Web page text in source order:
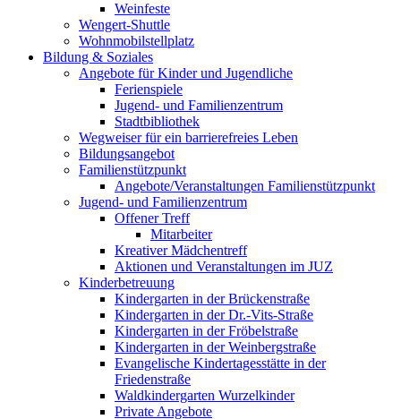
Weinfeste
Wengert-Shuttle
Wohnmobilstellplatz
Bildung & Soziales
Angebote für Kinder und Jugendliche
Ferienspiele
Jugend- und Familienzentrum
Stadtbibliothek
Wegweiser für ein barrierefreies Leben
Bildungsangebot
Familienstützpunkt
Angebote/Veranstaltungen Familienstützpunkt
Jugend- und Familienzentrum
Offener Treff
Mitarbeiter
Kreativer Mädchentreff
Aktionen und Veranstaltungen im JUZ
Kinderbetreuung
Kindergarten in der Brückenstraße
Kindergarten in der Dr.-Vits-Straße
Kindergarten in der Fröbelstraße
Kindergarten in der Weinbergstraße
Evangelische Kindertagesstätte in der
Friedenstraße
Waldkindergarten Wurzelkinder
Private Angebote